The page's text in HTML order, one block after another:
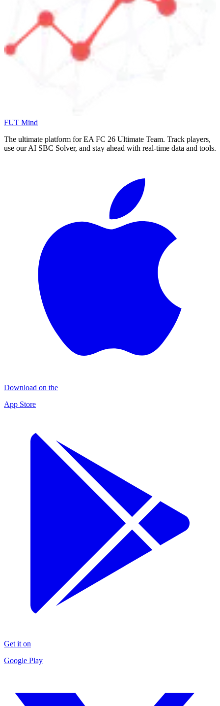
FUT Mind
The ultimate platform for EA FC 26 Ultimate Team. Track players,
use our AI SBC Solver, and stay ahead with real-time data and tools.
Download on the
App Store
Get it on
Google Play